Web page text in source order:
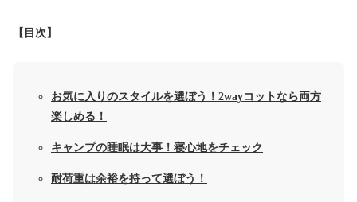
【目次】
お気に入りのスタイルを選ぼう！2wayコットなら両方
楽しめる！
キャンプの睡眠は大事！寝心地をチェック
耐荷重は余裕を持って選ぼう！